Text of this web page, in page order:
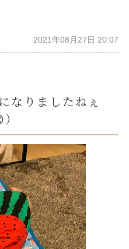
2021年08月27日 20:07
なりましたねぇ